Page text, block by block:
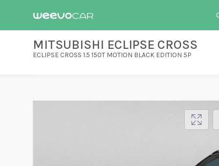
MITSUBISHI ECLIPSE CROSS
ECLIPSE CROSS 1.5 150T MOTION BLACK EDITION 5P